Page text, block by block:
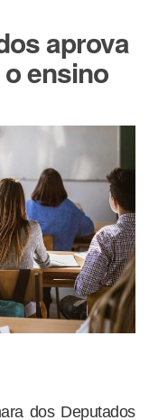
aprova
ensino
dos Deputados